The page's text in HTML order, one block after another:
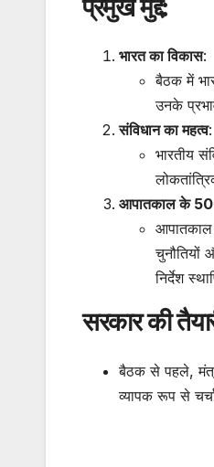
प्रमुख मुद्दे:
भारत का विकास:
बैठक में
उनके
संविधान का महत्व:
भारतीय
आपातकाल के
आपातकाल
चुनौतियों
निर्देश
सरकार की
बैठक से पहले,
व्यापक रूप से